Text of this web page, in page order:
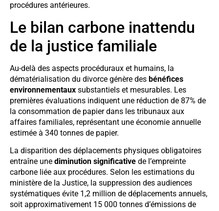
procédures antérieures.
Le bilan carbone inattendu
de la justice familiale
Au-delà des aspects procéduraux et humains, la
dématérialisation du divorce génère des bénéfices
environnementaux substantiels et mesurables. Les
premières évaluations indiquent une réduction de 87% de
la consommation de papier dans les tribunaux aux
affaires familiales, représentant une économie annuelle
estimée à 340 tonnes de papier.
La disparition des déplacements physiques obligatoires
entraîne une diminution significative de l’empreinte
carbone liée aux procédures. Selon les estimations du
ministère de la Justice, la suppression des audiences
systématiques évite 1,2 million de déplacements annuels,
soit approximativement 15 000 tonnes d’émissions de